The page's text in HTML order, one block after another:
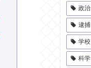
政治
逮捕
学校
科学